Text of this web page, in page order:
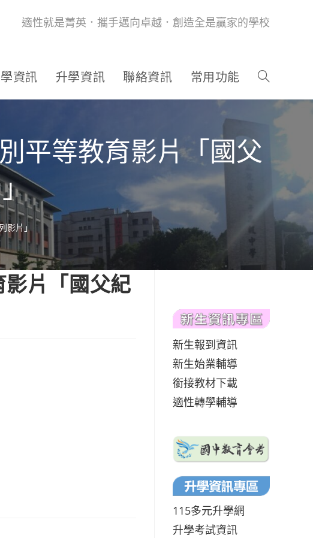
適性就是菁英．攜手邁向卓越．創造全是贏家的學校
資訊 升學資訊 聯絡資訊 常用功能
平等教育影片「國父
影片」
片「國父紀
新生報到資訊
新生始業輔導
銜接教材下載
適性轉學輔導
115多元升學網
升學考試資訊